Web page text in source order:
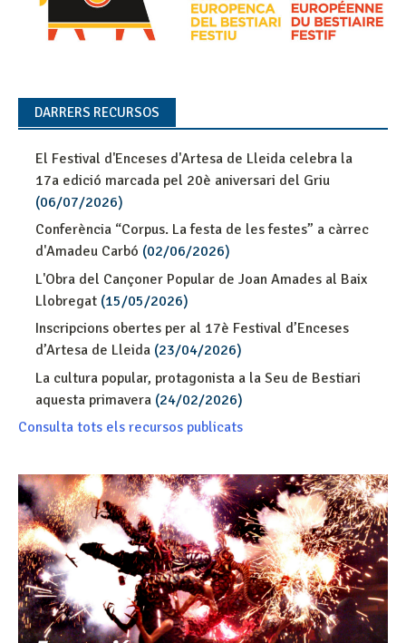
DARRERS RECURSOS
El Festival d'Enceses d'Artesa de Lleida celebra la
17a edició marcada pel 20è aniversari del Griu
(06/07/2026)
Conferència “Corpus. La festa de les festes” a càrrec
d'Amadeu Carbó (02/06/2026)
L'Obra del Cançoner Popular de Joan Amades al Baix
Llobregat (15/05/2026)
Inscripcions obertes per al 17è Festival d’Enceses
d’Artesa de Lleida (23/04/2026)
La cultura popular, protagonista a la Seu de Bestiari
aquesta primavera (24/02/2026)
Consulta tots els recursos publicats